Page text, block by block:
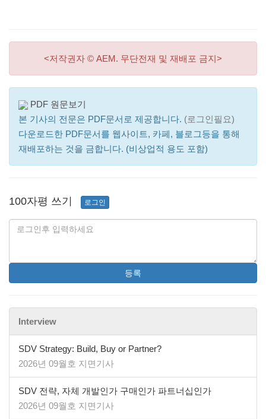
<저작권자 © AEM. 무단전재 및 재배포 금지>
PDF 원문보기
본 기사의 전문은 PDF문서로 제공합니다. (로그인필요)
다운로드한 PDF문서를 웹사이트, 카페, 블로그등을 통해
재배포하는 것을 금합니다. (비상업적 용도 포함)
100자평 쓰기 로그인
등록
Interview
SDV Strategy: Build, Buy or Partner?
2026년 09월호 지면기사
SDV 전략, 자체 개발인가 구매인가 파트너십인가
2026년 09월호 지면기사